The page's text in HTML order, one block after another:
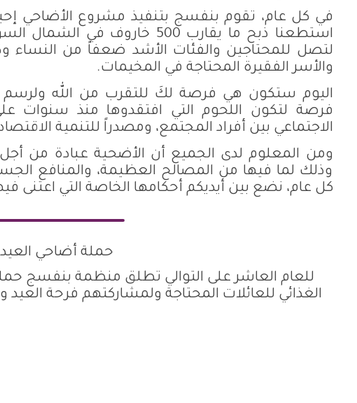
في كل عام، تقوم بنفسج بتنفيذ مشروع الأضاحي
استطعنا ذبح ما يقارب 500
لتصل للمحتاجين والفئات الأشد ضعفاً من النساء
والأسر الفقيرة المحتاجة في المخيمات.
اليوم ستكون هي فرصة لكَ للتقرب من الله ولرسم
فرصة لتكون اللحوم التي افتقدوها منذ سنوات
الاجتماعي بين أفراد المجتمع، ومصدراً للتنمية
ومن المعلوم لدى الجميع أن الأضحية عبادة من أجل
وذلك لما فيها من المصالح العظيمة، والمنافع
كل عام، نضع بين أيديكم أحكامها الخاصة التي اعتنى
حملة أضاحي
للعام العاشر على التوالي تطلق منظمة بنفسج
الغذائي للعائلات المحتاجة ولمشاركتهم فرحة العيد